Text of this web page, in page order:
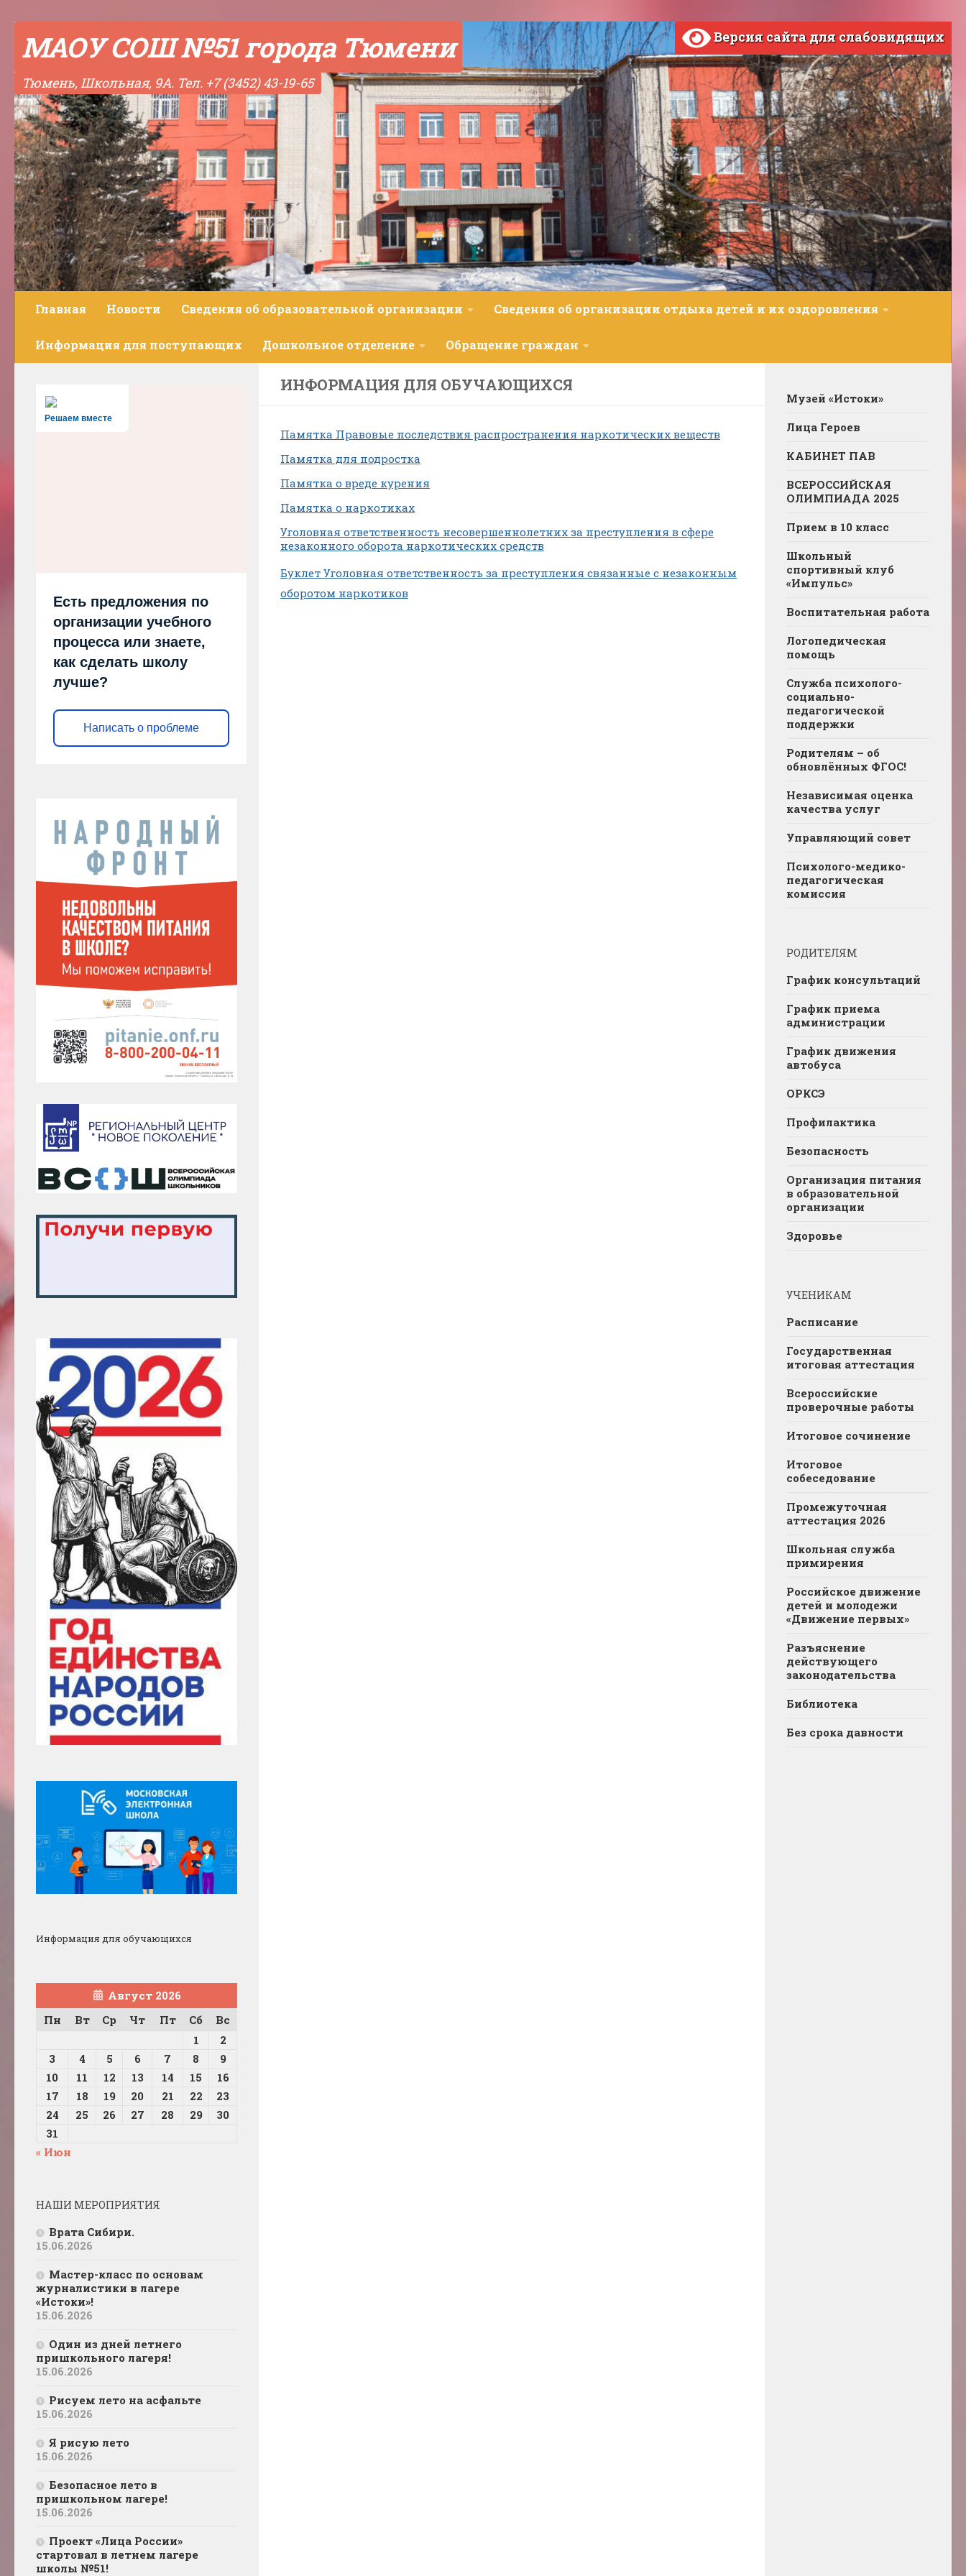
Skip to content
МАОУ СОШ №51 города Тюмени
Тюмень, Школьная, 9А. Тел. +7 (3452) 43-19-65
Версия сайта для слабовидящих
Главная Новости Сведения об образовательной организации Сведения об организации отдыха детей и их оздоровления
Информация для поступающих Дошкольное отделение Обращение граждан
ИНФОРМАЦИЯ ДЛЯ ОБУЧАЮЩИХСЯ
Памятка Правовые последствия распространения наркотических веществ
Памятка для подростка
Памятка о вреде курения
Памятка о наркотиках
Уголовная ответственность несовершеннолетних за преступления в сфере
незаконного оборота наркотических средств
Буклет Уголовная ответственность за преступления связанные с незаконным
оборотом наркотиков
Решаем вместе
Есть предложения по
организации учебного
процесса или знаете,
как сделать школу
лучше?
Написать о проблеме
Информация для обучающихся
Август 2026
Пн
Вт Ср Чт Пт Сб
Вс
1
2
3
4 5 6 7 8
9
10
11 12 13 14 15
16
17
18 19 20 21 22
23
24
25 26 27 28 29
30
31
« Июн
НАШИ МЕРОПРИЯТИЯ
Врата Сибири.
15.06.2026
Мастер-класс по основам
журналистики в лагере
«Истоки»!
15.06.2026
Один из дней летнего
пришкольного лагеря!
15.06.2026
Рисуем лето на асфальте
15.06.2026
Я рисую лето
15.06.2026
Безопасное лето в
пришкольном лагере!
15.06.2026
Проект «Лица России»
стартовал в летнем лагере
школы №51!
Музей «Истоки»
Лица Героев
КАБИНЕТ ПАВ
ВСЕРОССИЙСКАЯ
ОЛИМПИАДА 2025
Прием в 10 класс
Школьный
спортивный клуб
«Импульс»
Воспитательная работа
Логопедическая
помощь
Служба психолого-
социально-
педагогической
поддержки
Родителям – об
обновлённых ФГОС!
Независимая оценка
качества услуг
Управляющий совет
Психолого-медико-
педагогическая
комиссия
РОДИТЕЛЯМ
График консультаций
График приема
администрации
График движения
автобуса
ОРКСЭ
Профилактика
Безопасность
Организация питания
в образовательной
организации
Здоровье
УЧЕНИКАМ
Расписание
Государственная
итоговая аттестация
Всероссийские
проверочные работы
Итоговое сочинение
Итоговое
собеседование
Промежуточная
аттестация 2026
Школьная служба
примирения
Российское движение
детей и молодежи
«Движение первых»
Разъяснение
действующего
законодательства
Библиотека
Без срока давности